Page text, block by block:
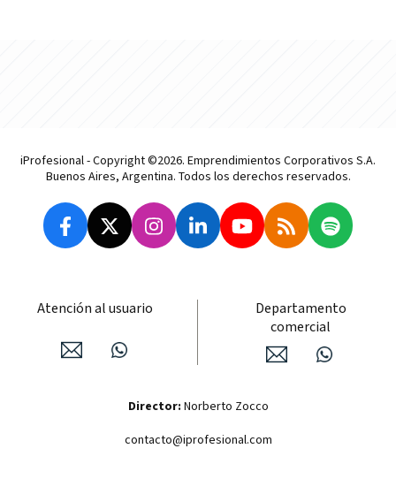
iProfesional - Copyright ©2026. Emprendimientos Corporativos S.A.
Buenos Aires, Argentina. Todos los derechos reservados.
Atención al usuario
Departamento
comercial
Director: Norberto Zocco
contacto@iprofesional.com